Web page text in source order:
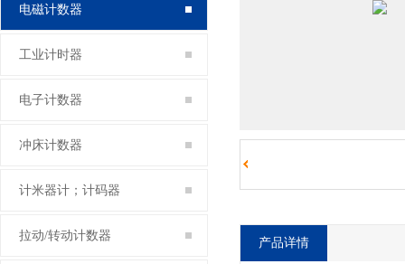
电磁计数器
工业计时器
电子计数器
冲床计数器
计米器计；计码器
拉动/转动计数器
产品详情